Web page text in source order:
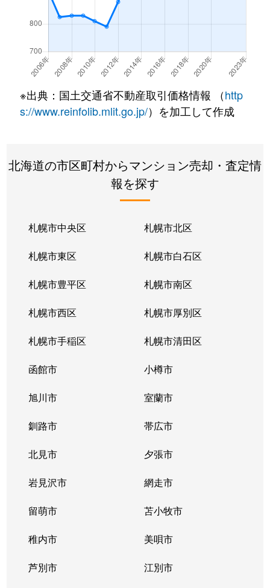
※出典：国土交通省不動産取引価格情報 （http
s://www.reinfolib.mlit.go.jp/）を加工して作成
北海道の市区町村からマンション売却・査定情
報を探す
札幌市中央区 札幌市北区
札幌市東区 札幌市白石区
札幌市豊平区 札幌市南区
札幌市西区 札幌市厚別区
札幌市手稲区 札幌市清田区
函館市 小樽市
旭川市 室蘭市
釧路市 帯広市
北見市 夕張市
岩見沢市 網走市
留萌市 苫小牧市
稚内市 美唄市
芦別市 江別市